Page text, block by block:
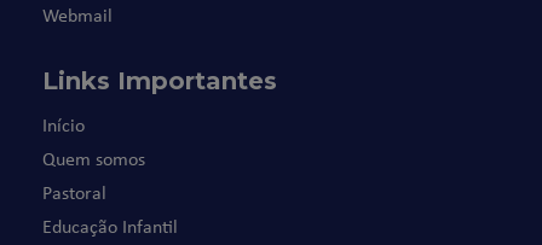
Webmail
Links Importantes
Início
Quem somos
Pastoral
Educação Infantil